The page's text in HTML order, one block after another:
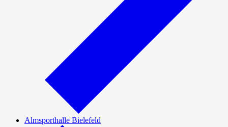
Almsporthalle Bielefeld